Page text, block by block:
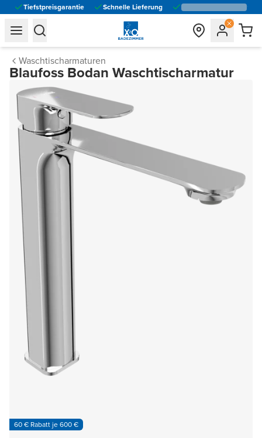
Tiefstpreisgarantie Schnelle Lieferung
general.navigation.toggle_menu.label
general.navigation.toggle_menu.label
Waschtischarmaturen
Blaufoss Bodan Waschtischarmatur
60 € Rabatt je 600 €